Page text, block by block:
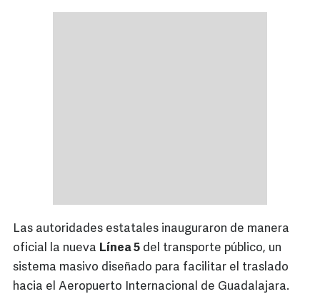
Las autoridades estatales inauguraron de manera
oficial la nueva Línea 5 del transporte público, un
sistema masivo diseñado para facilitar el traslado
hacia el Aeropuerto Internacional de Guadalajara.